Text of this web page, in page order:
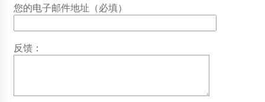
您的电子邮件地址（必填）
反馈：